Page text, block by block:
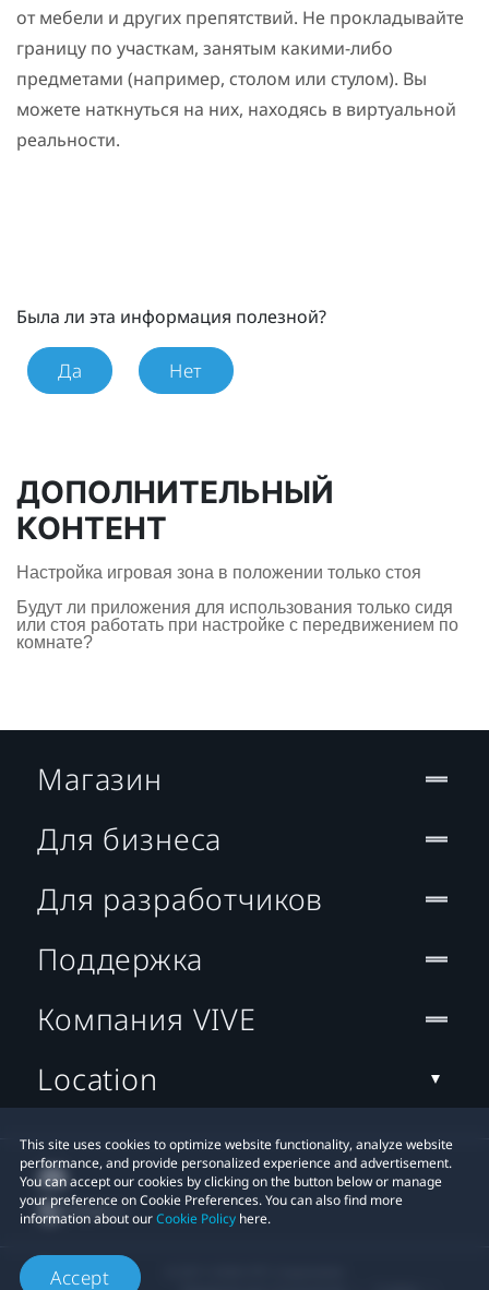
от мебели и других препятствий. Не прокладывайте
границу по участкам, занятым какими-либо
предметами (например, столом или стулом). Вы
можете наткнуться на них, находясь в виртуальной
реальности.
Была ли эта информация полезной?
Да Нет
ДОПОЛНИТЕЛЬНЫЙ
КОНТЕНТ
Настройка игровая зона в положении только стоя
Будут ли приложения для использования только сидя
или стоя работать при настройке с передвижением по
комнате?
This site uses cookies to optimize website functionality, analyze website
performance, and provide personalized experience and advertisement.
You can accept our cookies by clicking on the button below or manage
your preference on Cookie Preferences. You can also find more
information about ourCookie Policy here.
Accept
Магазин
Для бизнеса
Для разработчиков
Поддержка
Компания VIVE
Location